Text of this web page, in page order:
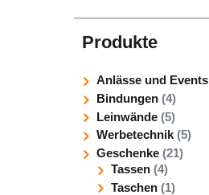
Produkte
Anlässe und Events
Bindungen (4)
Leinwände (5)
Werbetechnik (5)
Geschenke (21)
Tassen (4)
Taschen (1)